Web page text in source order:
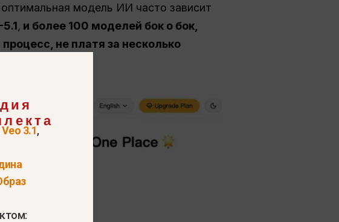
оптимальная модель ИИ часто зависит
, и более 100 моделей бок о бок,
не платя за несколько
Veo 3.1,